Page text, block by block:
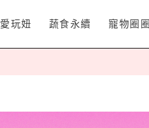
愛玩妞 蔬食永續 寵物圈圈